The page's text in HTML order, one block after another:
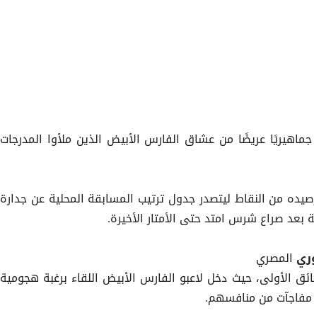
عريضًا من عشاق الفارس الأبيض الذين ملأوا المدرجات
من النقاط ليتصدر جدول ترتيب المسابقة المحلية عن جدارة
صراع شرس امتد حتى الأمتار الأخيرة.
المصري
الأولى، حيث دخل لاعبو الفارس الأبيض اللقاء برغبة هجومية
مفاجآت من منافسهم.